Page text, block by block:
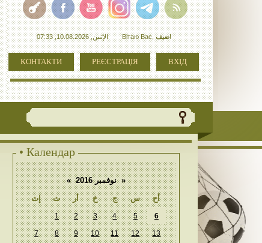
الإثنين, 10.08.2026, 07:33 Вітаю Вас,ضيف!
КОНТАКТИ РЕЄСТРАЦІЯ ВХІД
• Календар
« نوفمبر 2016 »
إث
ث أر خ ج س أح
1 2 3 4 5 6
7 8 9 10 11 12 13